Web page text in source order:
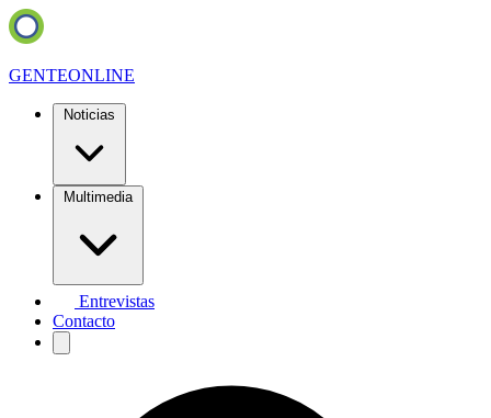
GENTEONLINE
Noticias
Multimedia
Entrevistas
Contacto